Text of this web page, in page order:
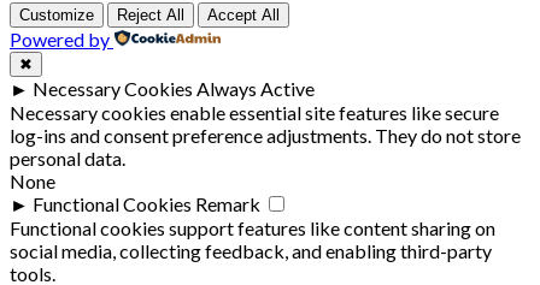
Customize Reject All Accept All
Powered by
✖
► Necessary Cookies Always Active
Necessary cookies enable essential site features like secure
log-ins and consent preference adjustments. They do not store
personal data.
None
► Functional Cookies Remark
Functional cookies support features like content sharing on
social media, collecting feedback, and enabling third-party
tools.